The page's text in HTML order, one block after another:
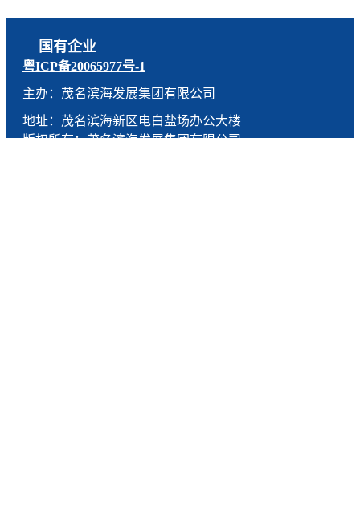
国有企业
粤ICP备20065977号-1
主办：茂名滨海发展集团有限公司
地址：茂名滨海新区电白盐场办公大楼
版权所有：茂名滨海发展集团有限公司